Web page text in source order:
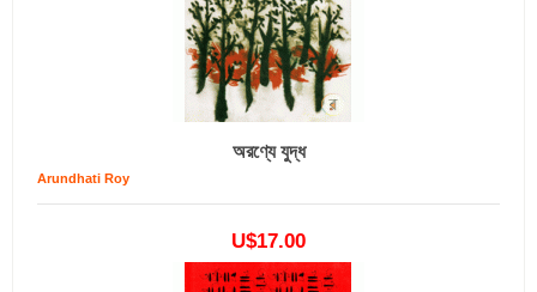
অরণ্যে যুদ্ধ
Arundhati Roy
U$17.00